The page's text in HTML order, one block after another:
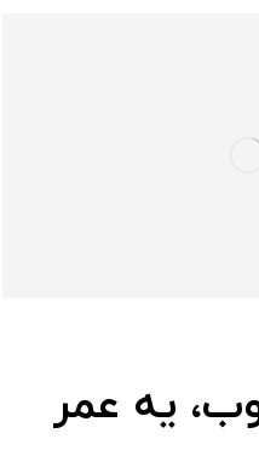
یه عمر